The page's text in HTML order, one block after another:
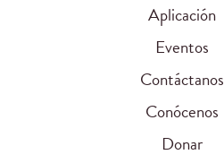
Aplicación
Eventos
Contáctanos
Conócenos
Donar